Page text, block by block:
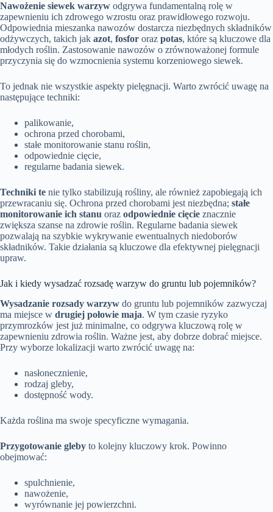
Nawożenie siewek warzyw odgrywa fundamentalną rolę w
zapewnieniu ich zdrowego wzrostu oraz prawidłowego rozwoju.
Odpowiednia mieszanka nawozów dostarcza niezbędnych składników
odżywczych, takich jak azot, fosfor oraz potas, które są kluczowe dla
młodych roślin. Zastosowanie nawozów o zrównoważonej formule
przyczynia się do wzmocnienia systemu korzeniowego siewek.
To jednak nie wszystkie aspekty pielęgnacji. Warto zwrócić uwagę na
następujące techniki:
palikowanie,
ochrona przed chorobami,
stałe monitorowanie stanu roślin,
odpowiednie cięcie,
regularne badania siewek.
Techniki te nie tylko stabilizują rośliny, ale również zapobiegają ich
przewracaniu się. Ochrona przed chorobami jest niezbędna; stałe
monitorowanie ich stanu oraz odpowiednie cięcie znacznie
zwiększa szanse na zdrowie roślin. Regularne badania siewek
pozwalają na szybkie wykrywanie ewentualnych niedoborów
składników. Takie działania są kluczowe dla efektywnej pielęgnacji
upraw.
Jak i kiedy wysadzać rozsadę warzyw do gruntu lub pojemników?
Wysadzanie rozsady warzyw do gruntu lub pojemników zazwyczaj
ma miejsce w drugiej połowie maja. W tym czasie ryzyko
przymrozków jest już minimalne, co odgrywa kluczową rolę w
zapewnieniu zdrowia roślin. Ważne jest, aby dobrze dobrać miejsce.
Przy wyborze lokalizacji warto zwrócić uwagę na:
nasłonecznienie,
rodzaj gleby,
dostępność wody.
Każda roślina ma swoje specyficzne wymagania.
Przygotowanie gleby to kolejny kluczowy krok. Powinno
obejmować:
spulchnienie,
nawożenie,
wyrównanie jej powierzchni.